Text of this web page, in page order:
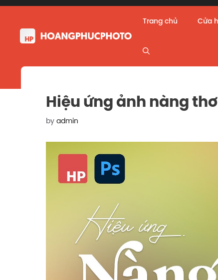
Skip
content
Trang chủ Cửa
Hiệu ứng ảnh nàng
by admin